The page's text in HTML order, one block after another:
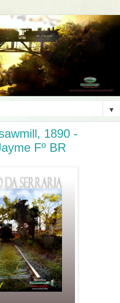
▼
1890 -
Fº BR